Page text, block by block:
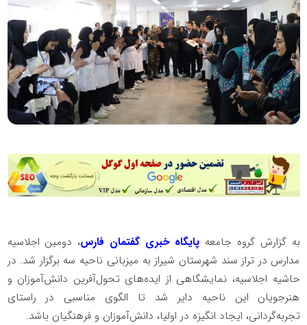
به گزارش گروه جامعه پایگاه خبری گفتمان فارس، دومین اجلاسیه
مدارس در تراز سند شهرستان شیراز به میزبانی ناحیه سه برگزار شد. در
حاشیه اجلاسیه، نمایشگاهی از ایده‌های تحول‌آفرین دانش‌آموزان و
هنرجویان این ناحیه دایر شد تا الگوی مناسبی در راستای
تجربه‌گردانی، ایجاد انگیزه در اولیا، دانش‌آموزان و فرهنگیان باشد.